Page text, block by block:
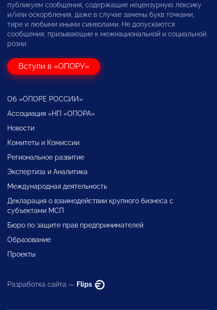
публикуем сообщения, содержащие нецензурную лексику
и/или оскорбления, даже в случае замены букв точками,
тире и любыми иными символами. Не допускаются
сообщения, призывающие к межнациональной и социальной
розни.
Вступи в «ОПОРУ»
Об «ОПОРЕ РОССИИ»
Ассоциация «НП «ОПОРА»
Новости
Комитеты и Комиссии
Региональное развитие
Экспертиза и Аналитика
Международная деятельность
Декларация о взаимодействии крупного бизнеса с
субъектами МСП
Бюро по защите прав предпринимателей
Образование
Проекты
Разработка сайта — Flips